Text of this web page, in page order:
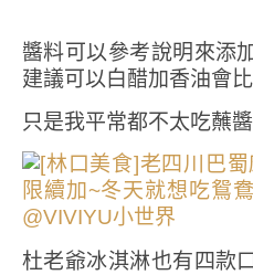
醬料可以參考說明來添
建議可以白醋加香油會
只是我平常都不太吃蘸
杜老爺冰淇淋也有四款